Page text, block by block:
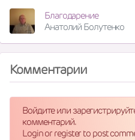
Благодарение
Анатолий Болутенко
Комментарии
Войдите или
комментарий.
Login or register to post